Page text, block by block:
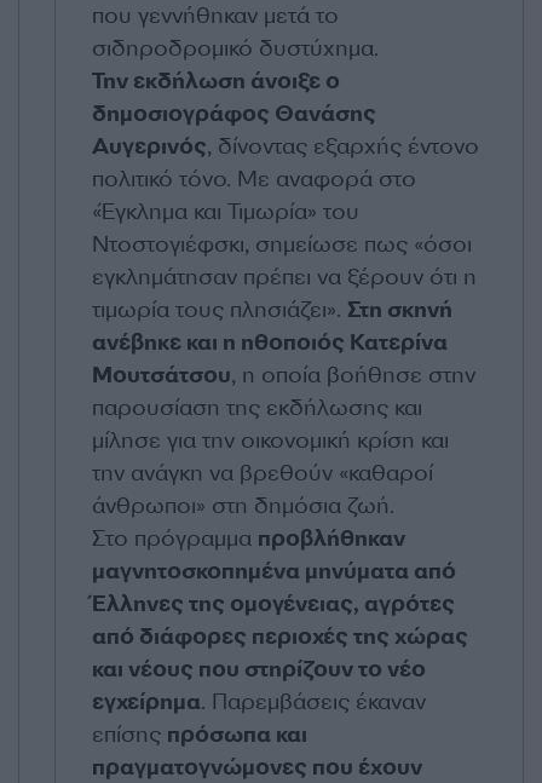
που γεννήθηκαν μετά το
σιδηροδρομικό δυστύχημα.
Την εκδήλωση άνοιξε ο
δημοσιογράφος Θανάσης
Αυγερινός, δίνοντας εξαρχής έντονο
πολιτικό τόνο. Με αναφορά στο
«Έγκλημα και Τιμωρία» του
Ντοστογιέφσκι, σημείωσε πως «όσοι
εγκλημάτησαν πρέπει να ξέρουν ότι η
τιμωρία τους πλησιάζει». Στη σκηνή
ανέβηκε και η ηθοποιός Κατερίνα
Μουτσάτσου, η οποία βοήθησε στην
παρουσίαση της εκδήλωσης και
μίλησε για την οικονομική κρίση και
την ανάγκη να βρεθούν «καθαροί
άνθρωποι» στη δημόσια ζωή.
Στο πρόγραμμα προβλήθηκαν
μαγνητοσκοπημένα μηνύματα από
Έλληνες της ομογένειας, αγρότες
από διάφορες περιοχές της χώρας
και νέους που στηρίζουν το νέο
εγχείρημα. Παρεμβάσεις έκαναν
επίσης πρόσωπα και
πραγματογνώμονες που έχουν